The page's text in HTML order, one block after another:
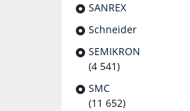
SANREX
Schneider
SEMIKRON
(4 541)
SMC
(11 652)